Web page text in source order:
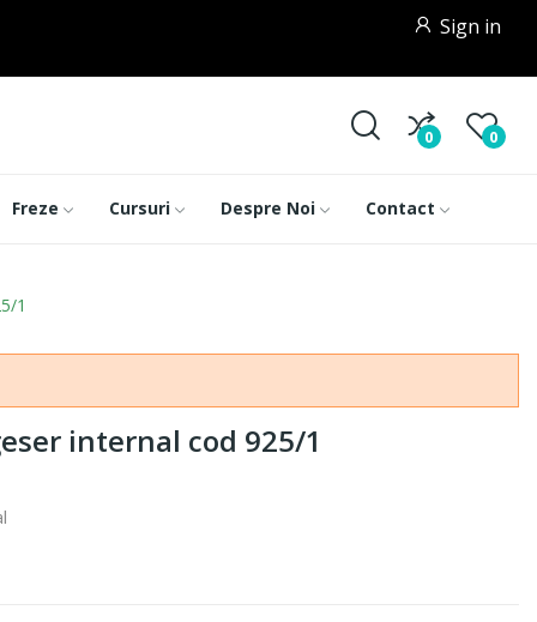
Sign in
0 0
Freze Cursuri Despre Noi Contact
1
internal cod 925/1